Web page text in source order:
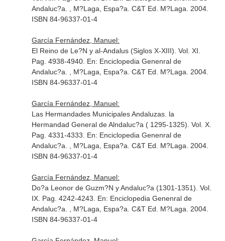
Andaluc?a . , M?Laga, Espa?a. C&T Ed. M?Laga. 2004.
ISBN 84-96337-01-4
García Fernández, Manuel:
El Reino de Le?N y al-Andalus (Siglos X-XIII). Vol. XI.
Pag. 4938-4940. En: Enciclopedia Genenral de
Andaluc?a . , M?Laga, Espa?a. C&T Ed. M?Laga. 2004.
ISBN 84-96337-01-4
García Fernández, Manuel:
Las Hermandades Municipales Andaluzas. la
Hermandad General de Alndaluc?a ( 1295-1325). Vol. X.
Pag. 4331-4333. En: Enciclopedia Genenral de
Andaluc?a . , M?Laga, Espa?a. C&T Ed. M?Laga. 2004.
ISBN 84-96337-01-4
García Fernández, Manuel:
Do?a Leonor de Guzm?N y Andaluc?a (1301-1351). Vol.
IX. Pag. 4242-4243. En: Enciclopedia Genenral de
Andaluc?a . , M?Laga, Espa?a. C&T Ed. M?Laga. 2004.
ISBN 84-96337-01-4